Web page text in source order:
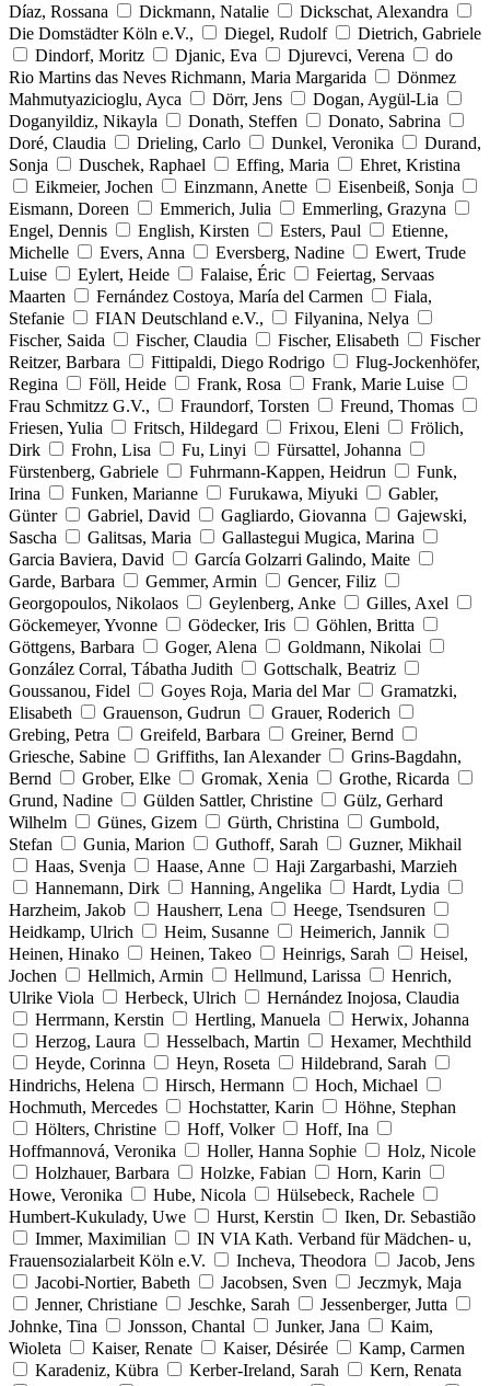
Díaz, Rossana
Dickmann, Natalie
Dickschat, Alexandra
Die Domstädter Köln e.V.,
Diegel, Rudolf
Dietrich, Gabriele
Dindorf, Moritz
Djanic, Eva Djurevci, Verena
do
Rio Martins das Neves Richmann, Maria Margarida
Dönmez
Mahmutyazicioglu, Ayca
Dörr, Jens
Dogan, Aygül-Lia
Doganyildiz, Nikayla
Donath, Steffen
Donato, Sabrina
Doré, Claudia
Drieling, Carlo Dunkel, Veronika
Durand,
Sonja
Duschek, Raphael Effing, Maria
Ehret, Kristina
Eikmeier, Jochen
Einzmann, Anette
Eisenbeiß, Sonja
Eismann, Doreen
Emmerich, Julia
Emmerling, Grazyna
Engel, Dennis
English, Kirsten Esters, Paul
Etienne,
Michelle
Evers, Anna Eversberg, Nadine
Ewert, Trude
Luise
Eylert, Heide Falaise, Éric
Feiertag, Servaas
Maarten
Fernández Costoya, María del Carmen
Fiala,
Stefanie
FIAN Deutschland e.V.,
Filyanina, Nelya
Fischer, Saida
Fischer, Claudia Fischer, Elisabeth
Fischer
Reitzer, Barbara
Fittipaldi, Diego Rodrigo
Flug-Jockenhöfer,
Regina
Föll, Heide Frank, Rosa
Frank, Marie Luise
Frau Schmitzz G.V.,
Fraundorf, Torsten
Freund, Thomas
Friesen, Yulia
Fritsch, Hildegard Frixou, Eleni
Frölich,
Dirk
Frohn, Lisa Fu, Linyi
Fürsattel, Johanna
Fürstenberg, Gabriele
Fuhrmann-Kappen, Heidrun
Funk,
Irina
Funken, Marianne Furukawa, Miyuki
Gabler,
Günter
Gabriel, David Gagliardo, Giovanna
Gajewski,
Sascha
Galitsas, Maria
Gallastegui Mugica, Marina
Garcia Baviera, David
García Golzarri Galindo, Maite
Garde, Barbara
Gemmer, Armin
Gencer, Filiz
Georgopoulos, Nikolaos
Geylenberg, Anke
Gilles, Axel
Göckemeyer, Yvonne
Gödecker, Iris
Göhlen, Britta
Göttgens, Barbara
Goger, Alena
Goldmann, Nikolai
González Corral, Tábatha Judith
Gottschalk, Beatriz
Goussanou, Fidel
Goyes Roja, Maria del Mar
Gramatzki,
Elisabeth
Grauenson, Gudrun
Grauer, Roderich
Grebing, Petra
Greifeld, Barbara
Greiner, Bernd
Griesche, Sabine
Griffiths, Ian Alexander
Grins-Bagdahn,
Bernd
Grober, Elke Gromak, Xenia
Grothe, Ricarda
Grund, Nadine
Gülden Sattler, Christine
Gülz, Gerhard
Wilhelm
Günes, Gizem Gürth, Christina
Gumbold,
Stefan
Gunia, Marion Guthoff, Sarah
Guzner, Mikhail
Haas, Svenja
Haase, Anne
Haji Zargarbashi, Marzieh
Hannemann, Dirk
Hanning, Angelika
Hardt, Lydia
Harzheim, Jakob
Hausherr, Lena
Heege, Tsendsuren
Heidkamp, Ulrich
Heim, Susanne
Heimerich, Jannik
Heinen, Hinako
Heinen, Takeo Heinrigs, Sarah
Heisel,
Jochen
Hellmich, Armin Hellmund, Larissa
Henrich,
Ulrike Viola
Herbeck, Ulrich
Hernández Inojosa, Claudia
Herrmann, Kerstin
Hertling, Manuela
Herwix, Johanna
Herzog, Laura
Hesselbach, Martin
Hexamer, Mechthild
Heyde, Corinna
Heyn, Roseta
Hildebrand, Sarah
Hindrichs, Helena
Hirsch, Hermann
Hoch, Michael
Hochmuth, Mercedes
Hochstatter, Karin
Höhne, Stephan
Hölters, Christine
Hoff, Volker
Hoff, Ina
Hoffmannová, Veronika
Holler, Hanna Sophie
Holz, Nicole
Holzhauer, Barbara
Holzke, Fabian
Horn, Karin
Howe, Veronika
Hube, Nicola
Hülsebeck, Rachele
Humbert-Kukulady, Uwe
Hurst, Kerstin
Iken, Dr. Sebastião
Immer, Maximilian
IN VIA Kath. Verband für Mädchen- u,
Frauensozialarbeit Köln e.V.
Incheva, Theodora
Jacob, Jens
Jacobi-Nortier, Babeth
Jacobsen, Sven
Jeczmyk, Maja
Jenner, Christiane
Jeschke, Sarah
Jessenberger, Jutta
Johnke, Tina
Jonsson, Chantal Junker, Jana
Kaim,
Wioleta
Kaiser, Renate Kaiser, Désirée
Kamp, Carmen
Karadeniz, Kübra
Kerber-Ireland, Sarah
Kern, Renata